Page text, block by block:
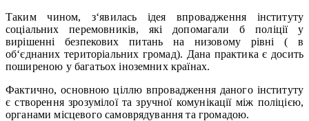
Таким чином, з‘явилась ідея впровадження інституту
соціальних перемовників, які допомагали б поліції у
вирішенні безпекових питань на низовому рівні ( в
об‘єднаних територіальних громад). Дана практика є досить
поширеною у багатьох іноземних країнах.
Фактично, основною ціллю впровадження даного інституту
є створення зрозумілої та зручної комунікації між поліцією,
органами місцевого самоврядування та громадою.